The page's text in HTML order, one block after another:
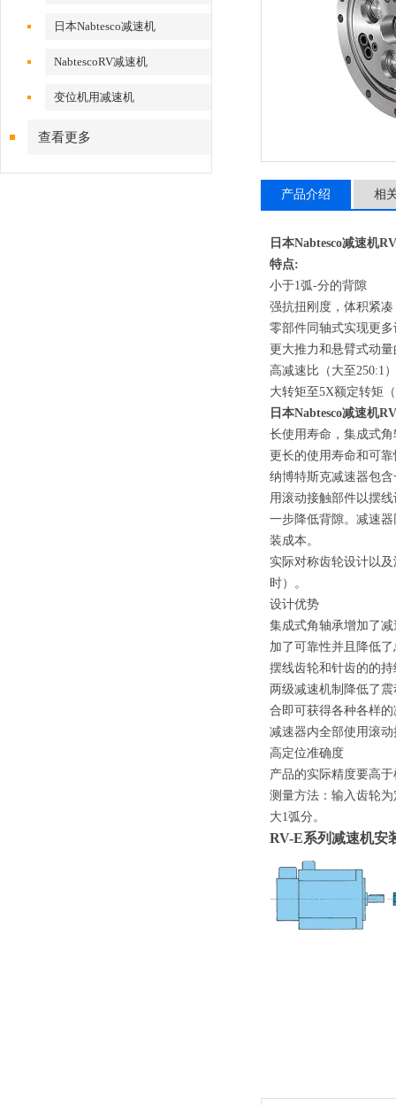
日本Nabtesco减速机
NabtescoRV减速机
变位机用减速机
查看更多
产品介绍 相
日本Nabtesco减速机
特点:
小于1弧-分的背隙
强抗扭刚度，体积紧凑
零部件同轴式实现更
更大推力和悬臂式动
高减速比（大至250:1
大转矩至5X额定转矩
日本Nabtesco减速机
长使用寿命，集成式
更长的使用寿命和可靠
纳博特斯克减速器包
用滚动接触部件以摆
一步降低背隙。减速
装成本。
实际对称齿轮设计以
时）。
设计优势
集成式角轴承增加了
加了可靠性并且降低
摆线齿轮和针齿的的
两级减速机制降低了
合即可获得各种各样
减速器内全部使用滚
高定位准确度
产品的实际精度要高
测量方法：输入齿轮
大1弧分。
RV-E系列减速机安